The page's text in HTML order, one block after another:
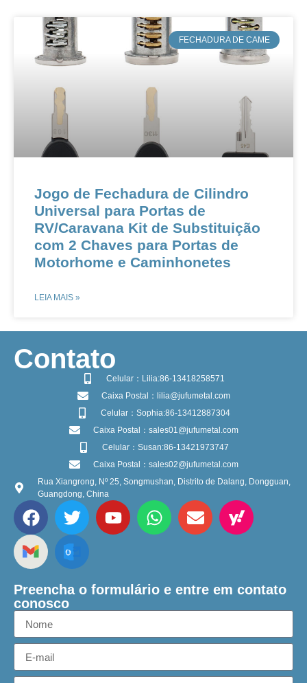
​FECHADURA DE CAME
​​​Jogo de Fechadura de Cilindro
Universal para Portas de
RV/Caravana​​ ​​Kit de Substituição
com 2 Chaves para Portas de
Motorhome e Caminhonetes​
LEIA MAIS »
​Contato
Celular：Lilia:86-13418258571
Caixa Postal：lilia@jufumetal.com
Celular：Sophia:86-13412887304
Caixa Postal：sales01@jufumetal.com
Celular：Susan:86-13421973747
Caixa Postal：sales02@jufumetal.com
Rua Xiangrong, Nº 25, Songmushan, Distrito de Dalang, Dongguan,
Guangdong, China
Preencha o formulário e entre em contato
conosco